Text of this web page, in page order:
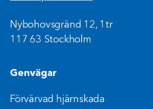
Nybohovsgränd 12, 1tr
117 63 Stockholm
Genvägar
Förvärvad hjärnskada